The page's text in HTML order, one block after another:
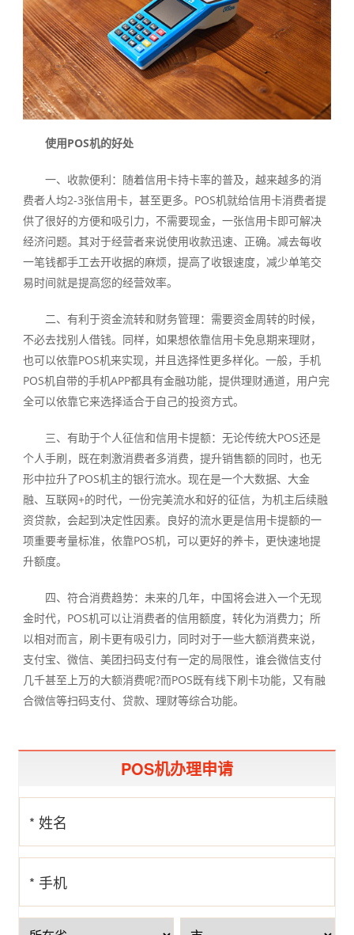
使用POS机的好处
一、收款便利：随着信用卡持卡率的普及，越来越多的消
费者人均2-3张信用卡，甚至更多。POS机就给信用卡消费者提
供了很好的方便和吸引力，不需要现金，一张信用卡即可解决
经济问题。其对于经营者来说使用收款迅速、正确。减去每收
一笔钱都手工去开收据的麻烦，提高了收银速度，减少单笔交
易时间就是提高您的经营效率。
二、有利于资金流转和财务管理：需要资金周转的时候，
不必去找别人借钱。同样，如果想依靠信用卡免息期来理财，
也可以依靠POS机来实现，并且选择性更多样化。一般，手机
POS机自带的手机APP都具有金融功能，提供理财通道，用户完
全可以依靠它来选择适合于自己的投资方式。
三、有助于个人征信和信用卡提额：无论传统大POS还是
个人手刷，既在刺激消费者多消费，提升销售额的同时，也无
形中拉升了POS机主的银行流水。现在是一个大数据、大金
融、互联网+的时代，一份完美流水和好的征信，为机主后续融
资贷款，会起到决定性因素。良好的流水更是信用卡提额的一
项重要考量标准，依靠POS机，可以更好的养卡，更快速地提
升额度。
四、符合消费趋势：未来的几年，中国将会进入一个无现
金时代，POS机可以让消费者的信用额度，转化为消费力；所
以相对而言，刷卡更有吸引力，同时对于一些大额消费来说，
支付宝、微信、美团扫码支付有一定的局限性，谁会微信支付
几千甚至上万的大额消费呢?而POS既有线下刷卡功能，又有融
合微信等扫码支付、贷款、理财等综合功能。
POS机办理申请
* 姓名
* 手机
号